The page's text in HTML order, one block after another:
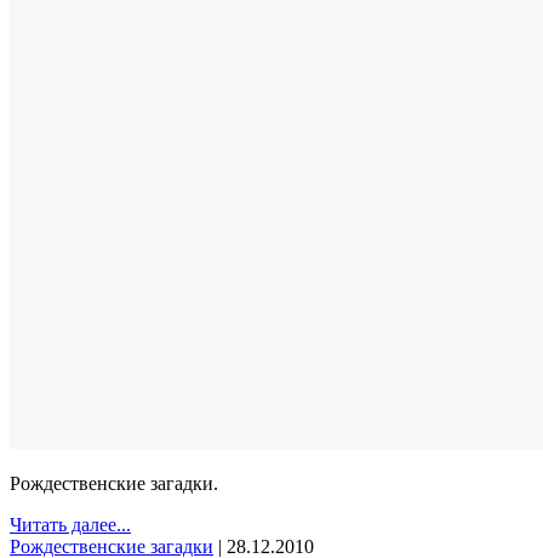
Рождественские загадки.
Читать далее...
Рождественские загадки | 28.12.2010